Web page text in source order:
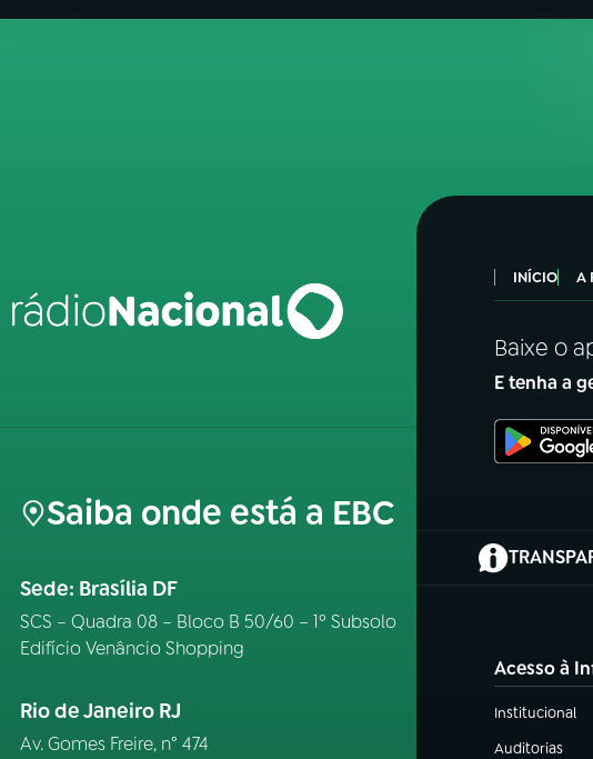
Saiba onde está a EBC
Sede: Brasília DF
SCS – Quadra 08 – Bloco B 50/60 – 1º Subsolo
Edifício Venâncio Shopping
Rio de Janeiro RJ
Av. Gomes Freire, n° 474
INÍCIO A
Baixe o
E tenha a
(abre em
Acesso à
Institucional
(abre em nova
Auditorias
(abre em nova